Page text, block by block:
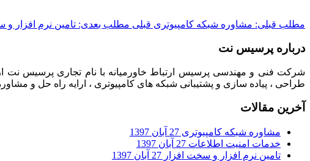
مطلب قبلی: مشاوره شبکه کامپیوتری قبلی مطلب بعدی: تامین نرم افزار و
درباره پرسیس نت
شرکت فنی و مهندسی پرسیس ارتباط خاورمیانه با نام تجاری پرسیس نت
طراحی ، پیاده سازی و پشتیبانی شبکه های کامپیوتری ، ارایه راه حل و
آخرین مقالات
مشاوره شبکه کامپیوتری 27 آبان 1397
خدمات امنیت اطلاعات 27 آبان 1397
تامین نرم افزار و سخت افزار 27 آبان 1397